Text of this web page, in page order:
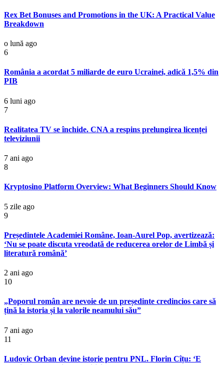
Rex Bet Bonuses and Promotions in the UK: A Practical Value
Breakdown
o lună ago
6
România a acordat 5 miliarde de euro Ucrainei, adică 1,5% din
PIB
6 luni ago
7
Realitatea TV se închide. CNA a respins prelungirea licenței
televiziunii
7 ani ago
8
Kryptosino Platform Overview: What Beginners Should Know
5 zile ago
9
Președintele Academiei Române, Ioan-Aurel Pop, avertizează:
‘Nu se poate discuta vreodată de reducerea orelor de Limbă și
literatură română’
2 ani ago
10
„Poporul român are nevoie de un președinte credincios care să
țină la istoria și la valorile neamului său”
7 ani ago
11
Ludovic Orban devine istorie pentru PNL. Florin Cîțu: ‘E